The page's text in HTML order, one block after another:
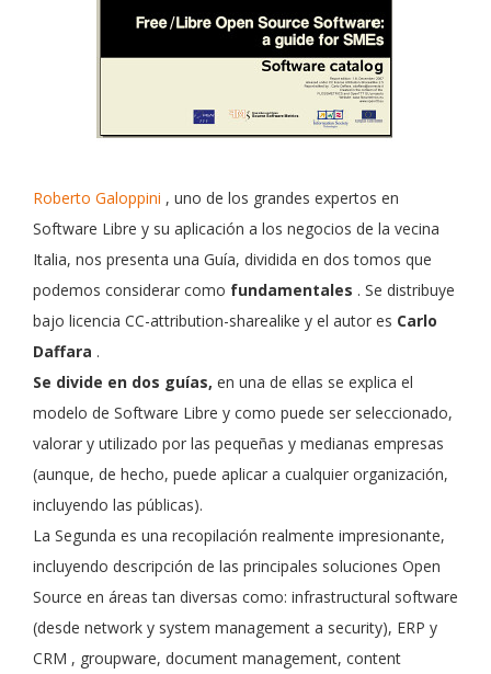
Roberto Galoppini , uno de los grandes expertos en
Software Libre y su aplicación a los negocios de la vecina
Italia, nos presenta una Guía, dividida en dos tomos que
podemos considerar como fundamentales . Se distribuye
bajo licencia CC-attribution-sharealike y el autor es Carlo
Daffara .
Se divide en dos guías, en una de ellas se explica el
modelo de Software Libre y como puede ser seleccionado,
valorar y utilizado por las pequeñas y medianas empresas
(aunque, de hecho, puede aplicar a cualquier organización,
incluyendo las públicas).
La Segunda es una recopilación realmente impresionante,
incluyendo descripción de las principales soluciones Open
Source en áreas tan diversas como: infrastructural software
(desde network y system management a security), ERP y
CRM , groupware, document management, content